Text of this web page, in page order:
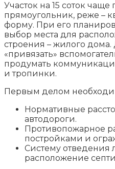
Участок на 15 соток чаще
прямоугольник, реже –
форму. При его
выбор места для
строения – жилого дома.
«привязать»
продумать
и тропинки.
Первым делом
Нормативные
автодороги.
Противопожарное
постройками и
Систему
расположение